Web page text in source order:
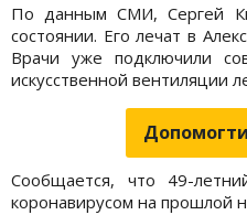
По данным СМИ, Сергей
состоянии. Его лечат в
Врачи уже подключили
искусственной вентиляции
Сообщается, что 49-
коронавирусом на прошлой